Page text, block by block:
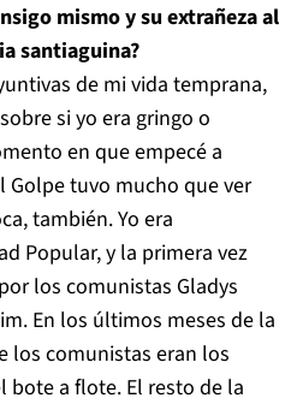
mismo y su extrañeza al
santiaguina?
de mi vida temprana,
si yo era gringo o
en que empecé a
Golpe tuvo mucho que ver
también. Yo era
Popular, y la primera vez
los comunistas Gladys
En los últimos meses de la
los comunistas eran los
bote a flote. El resto de la